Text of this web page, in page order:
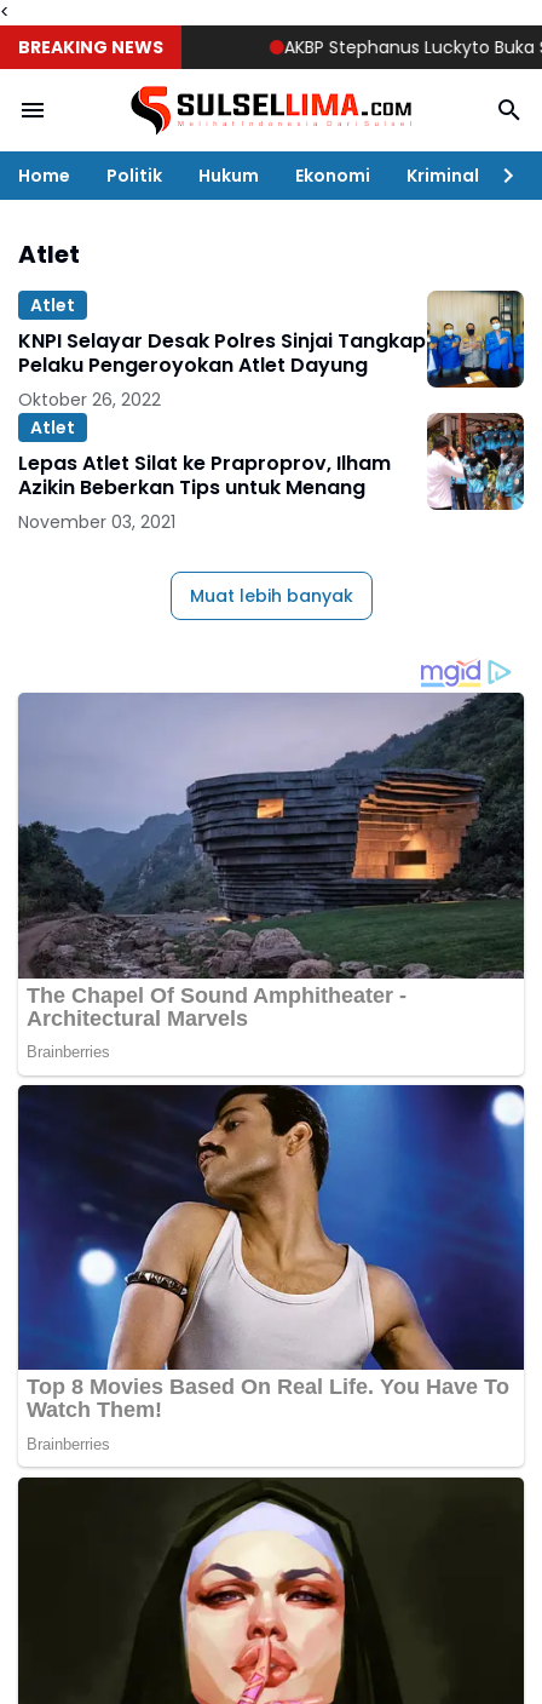
<
BREAKING NEWS
AKBP Stephanus Luckyto Buka
Home Politik Hukum Ekonomi Kriminal
Atlet
Atlet
KNPI Selayar Desak Polres Sinjai Tangkap
Pelaku Pengeroyokan Atlet Dayung
Oktober 26, 2022
Atlet
Lepas Atlet Silat ke Praproprov, Ilham
Azikin Beberkan Tips untuk Menang
November 03, 2021
Muat lebih banyak